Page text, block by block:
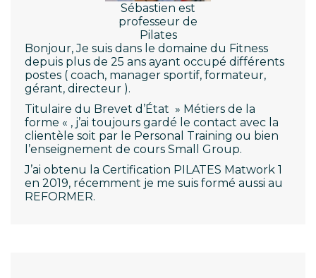
Sébastien est
professeur de
Pilates
Bonjour, Je suis dans le domaine du Fitness
depuis plus de 25 ans ayant occupé différents
postes ( coach, manager sportif, formateur,
gérant, directeur ).
Titulaire du Brevet d’État » Métiers de la
forme « , j’ai toujours gardé le contact avec la
clientèle soit par le Personal Training ou bien
l’enseignement de cours Small Group.
J’ai obtenu la Certification PILATES Matwork 1
en 2019, récemment je me suis formé aussi au
REFORMER.